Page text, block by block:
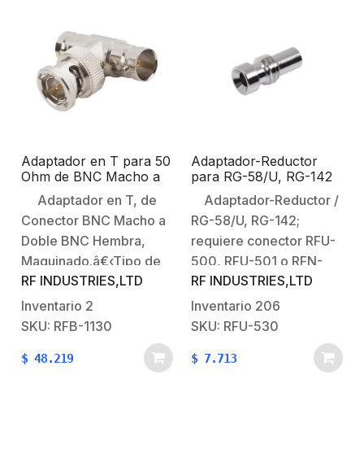
Adaptador en T para 50
Ohm de BNC Macho a
Doble BNC Hembra,
Maquinado, Níquel/
Oro/ Teflón.
Adaptador en T, de
Conector BNC Macho a
Doble BNC Hembra,
Maquinado.â€‹Tipo de
Adaptador: T, de
Conector BNC Macho a
Doble BNC
Montaje: Triple en
RF INDUSTRIES,LTD
Inventario 2
SKU: RFB-1130
$ 48.219
Adaptador-Reductor
para RG-58/U, RG-142
requiere conector RFU-
500, RFU-501 o RFN-
1001-S.
Adaptador-Reductor /
RG-58/U, RG-142;
requiere conector RFU-
500, RFU-501 o RFN-
1001-STipo de
Conector: Adaptador /
Reductor.Para Cables:
requiere conector RFU-
RF INDUSTRIES,LTD
Inventario 206
SKU: RFU-530
$ 7.713